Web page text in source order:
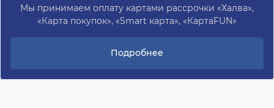
Мы принимаем оплату картами рассрочки «Халва»,
«Карта покупок», «Smart карта», «КартаFUN»
Подробнее